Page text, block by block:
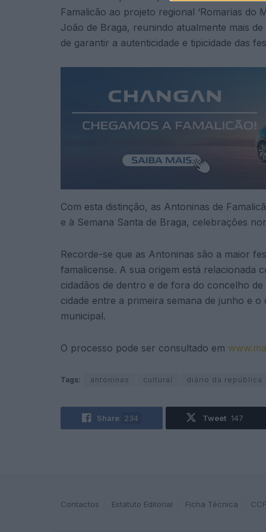
Famalicão ao projeto regional ‘Romarias do
João de Braga, reunindo atualmente mais
de garantir a autenticidade e tipicidade das
Com esta distinção, as Antoninas de
e à Semana Santa de Braga, celebrações
Recorde-se que as Antoninas são a maior
famalicense. A sua origem está relacionada
cidadãos de dentro e de fora do concelho
cidade entre a primeira semana de junho e
municipal.
O processo pode ser consultado em
Tags: antoninas cultural diário da república
Share 234 Tweet 147
Contactos Estatuto Editorial Ficha Técnica CCF